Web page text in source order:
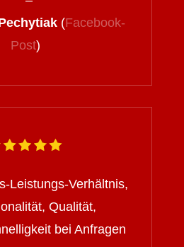
(Facebook-
Post)
Leistungs-Verhältnis,
Qualität,
bei Anfragen